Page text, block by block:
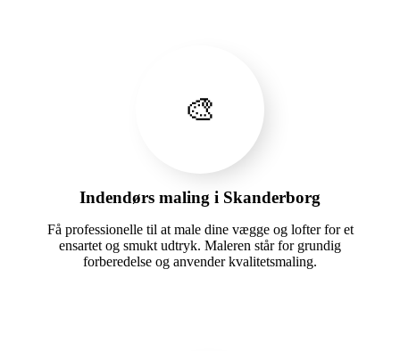
🎨
Indendørs maling i Skanderborg
Få professionelle til at male dine vægge og lofter for et
ensartet og smukt udtryk. Maleren står for grundig
forberedelse og anvender kvalitetsmaling.